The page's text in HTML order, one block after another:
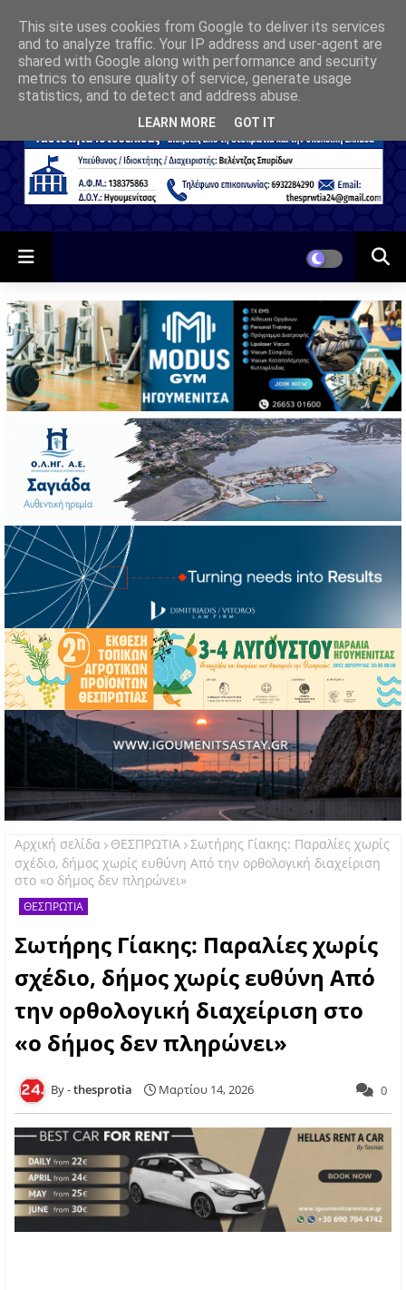
Αρχική σελίδα ΘΕΣΠΡΩΤΙΑ Σωτήρης Γίακης: Παραλίες χωρίς
σχέδιο, δήμος χωρίς ευθύνη Από την ορθολογική διαχείριση
στο «ο δήμος δεν πληρώνει»
ΘΕΣΠΡΩΤΙΑ
Σωτήρης Γίακης: Παραλίες χωρίς
σχέδιο, δήμος χωρίς ευθύνη Από
την ορθολογική διαχείριση στο
«ο δήμος δεν πληρώνει»
thesprotia Μαρτίου 14, 2026 0
This site uses cookies from Google to deliver its services
and to analyze traffic. Your IP address and user-agent are
shared with Google along with performance and security
metrics to ensure quality of service, generate usage
statistics, and to detect and address abuse.
LEARN MORE GOT IT